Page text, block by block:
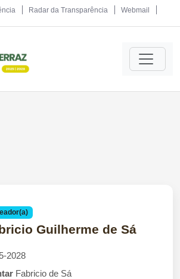
Radar da Transparência Webmail
Guilherme de Sá
2028
Fabricio de Sá